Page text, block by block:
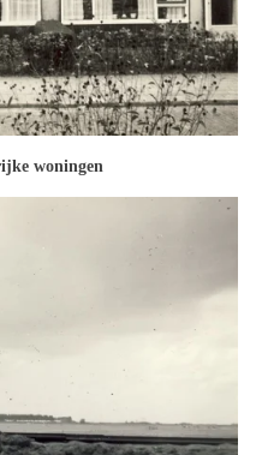
woningen